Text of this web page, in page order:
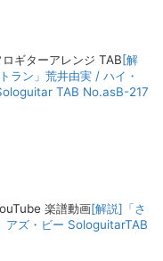
ロギターアレンジ TAB[解
ラン」荒井由実 / ハイ・
TAB No.asB-217
楽譜動画[解説]「さ
アズ・ビー SologuitarTAB